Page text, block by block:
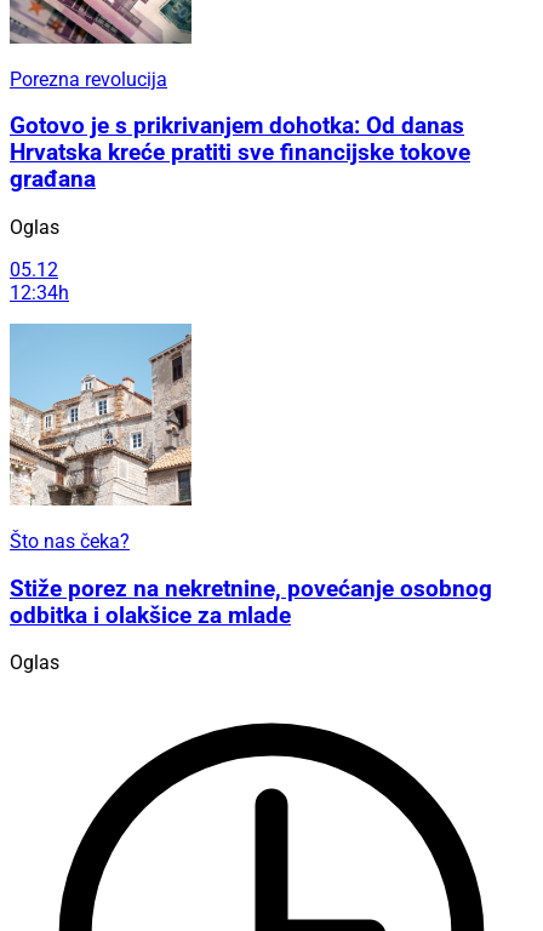
Porezna revolucija
Gotovo je s prikrivanjem dohotka: Od danas
Hrvatska kreće pratiti sve financijske tokove
građana
Oglas
05.12
12:34h
Što nas čeka?
Stiže porez na nekretnine, povećanje osobnog
odbitka i olakšice za mlade
Oglas